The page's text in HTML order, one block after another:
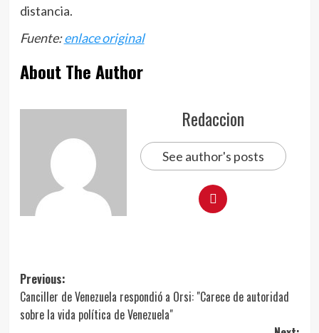
distancia.
Fuente:enlace original
About The Author
Redaccion
See author's posts
Navegación
de
Previous:
Canciller de Venezuela respondió a Orsi: "Carece de autoridad
sobre la vida política de Venezuela"